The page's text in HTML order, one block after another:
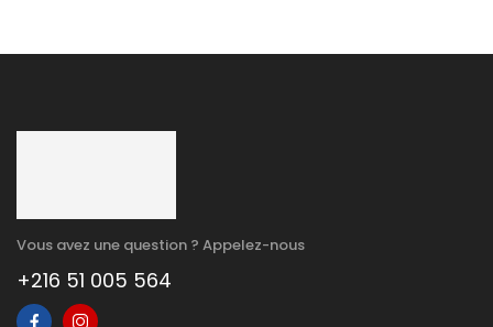
Vous avez une question ? Appelez-nous
+216 51 005 564